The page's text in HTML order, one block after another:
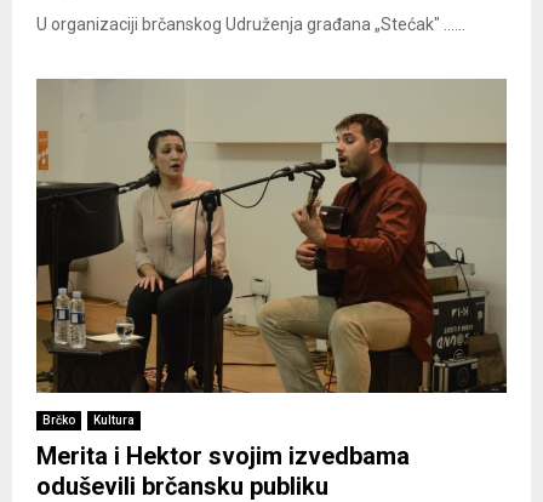
U organizaciji brčanskog Udruženja građana „Stećak" ......
Brčko Kultura
Merita i Hektor svojim izvedbama
oduševili brčansku publiku